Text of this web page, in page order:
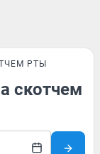
РТЫ
скотчем